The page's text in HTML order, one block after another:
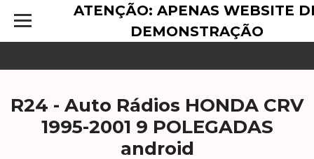
ATENÇÃO: APENAS WEBSITE
DEMONSTRAÇÃO
R24 - Auto Rádios HONDA CRV
1995-2001 9 POLEGADAS
android